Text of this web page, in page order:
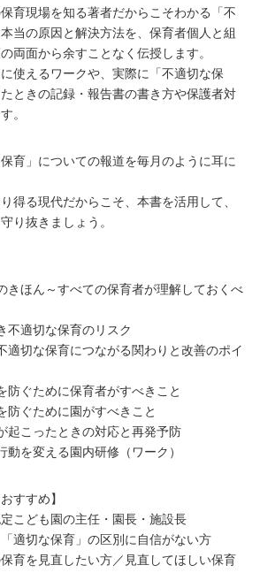
育現場を知る著者だからこそわかる「不
当の原因と解決方法を、保育者個人と組
両面から余すことなく伝授します。
使えるワークや、実際に「不適切な保
ときの記録・報告書の書き方や保護者対
。
育」についての報道を毎月のように耳に
得る現代だからこそ、本書を活用して、
り抜きましょう。
ほん～すべての保育者が理解しておくべ
適切な保育のリスク
切な保育につながる関わりと改善のポイ
ぐために保育者がすべきこと
ぐために園がすべきこと
こったときの対応と再発予防
を変える園内研修（ワーク）
すすめ】
こども園の主任・園長・施設長
適切な保育」の区別に自信がない方
育を見直したい方／見直してほしい保育